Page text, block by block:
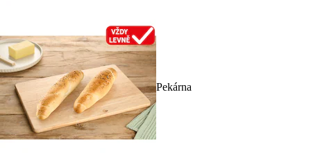
Pekárna